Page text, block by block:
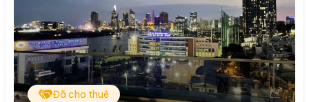
Đã cho thuê